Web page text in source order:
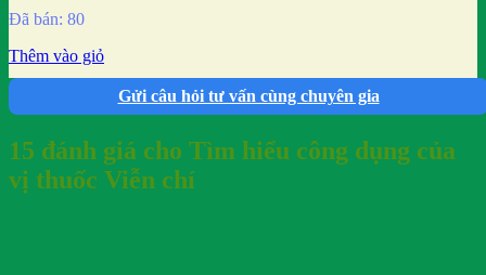
Đã bán: 80
Thêm vào giỏ
Gửi câu hỏi tư vấn cùng chuyên gia
15 đánh giá cho Tìm hiểu công dụng của
vị thuốc Viễn chí